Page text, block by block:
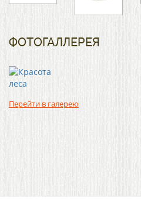
ФОТОГАЛЛЕРЕЯ
Перейти в галерею